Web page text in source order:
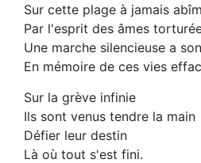
Sur cette plage à jamais
Par l'esprit des âmes
Une marche silencieuse a
En mémoire de ces vies
Sur la grève infinie
Ils sont venus tendre la main
Défier leur destin
Là où tout s'est fini.